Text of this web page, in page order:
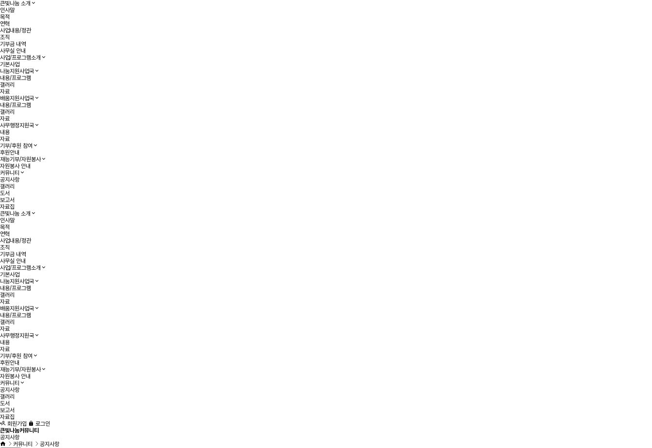
큰빛나눔 소개
인사말
목적
연혁
사업내용/정관
조직
기부금 내역
사무실 안내
사업/프로그램소개
기본사업
나눔지원사업국
내용/프로그램
갤러리
자료
배움지원사업국
내용/프로그램
갤러리
자료
사무행정지원국
내용
자료
기부/후원 참여
후원안내
재능기부/자원봉사
자원봉사 안내
커뮤니티
공지사항
갤러리
도서
보고서
자료집
큰빛나눔 소개
인사말
목적
연혁
사업내용/정관
조직
기부금 내역
사무실 안내
사업/프로그램소개
기본사업
나눔지원사업국
내용/프로그램
갤러리
자료
배움지원사업국
내용/프로그램
갤러리
자료
사무행정지원국
내용
자료
기부/후원 참여
후원안내
재능기부/자원봉사
자원봉사 안내
커뮤니티
공지사항
갤러리
도서
보고서
자료집
회원가입
로그인
큰빛나눔커뮤니티
공지사항
커뮤니티
공지사항